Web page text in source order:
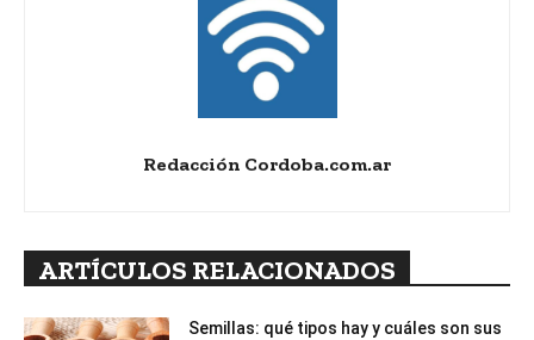
Redacción Cordoba.com.ar
ARTÍCULOS RELACIONADOS
Semillas: qué tipos hay y cuáles son sus